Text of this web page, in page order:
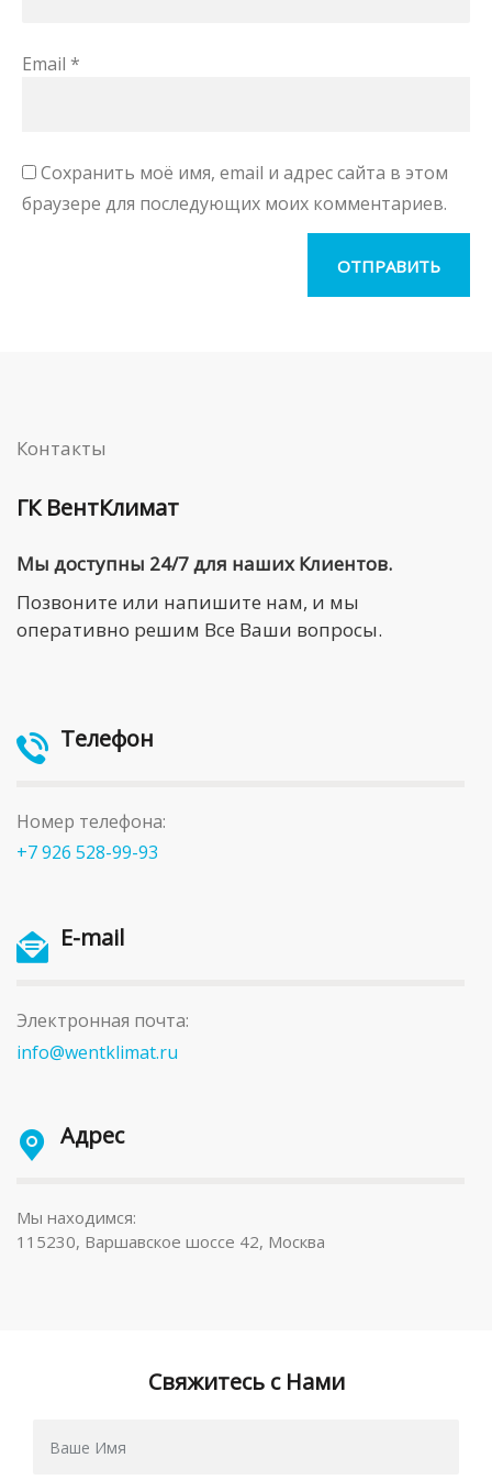
Email *
Сохранить моё имя, email и адрес сайта в этом
браузере для последующих моих комментариев.
Контакты
ГК ВентКлимат
Мы доступны 24/7 для наших Клиентов.
Позвоните или напишите нам, и мы
оперативно решим Все Ваши вопросы.
Телефон
Номер телефона:
+7 926 528-99-93
E-mail
Электронная почта:
info@wentklimat.ru
Адрес
Мы находимся:
115230, Варшавское шоссе 42, Москва
Свяжитесь с Нами